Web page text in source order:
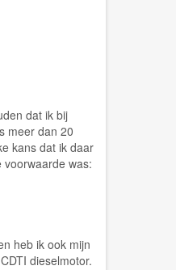
dat ik bij
meer dan 20
kans dat ik daar
was:
heb ik ook mijn
dieselmotor.